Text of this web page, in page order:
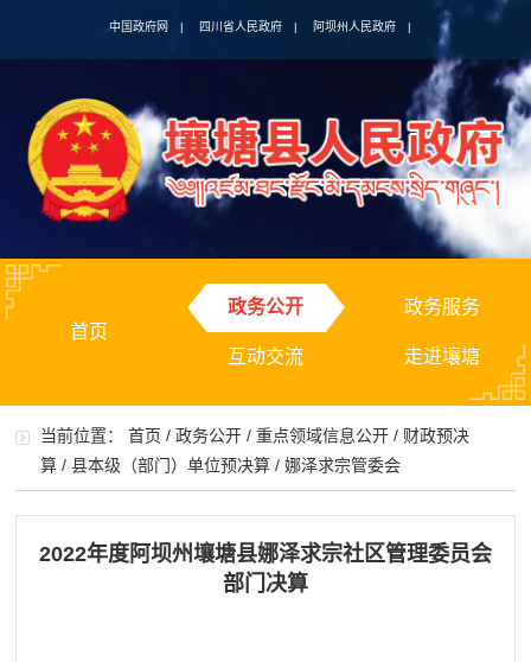
中国政府网 | 四川省人民政府 | 阿坝州人民政府 |
首页
政务公开 政务服务
互动交流 走进壤塘
当前位置：首页 /政务公开 /重点领域信息公开 / 财政预决
算 /县本级（部门）单位预决算 /娜泽求宗管委会
2022年度阿坝州壤塘县娜泽求宗社区管理委员会
部门决算